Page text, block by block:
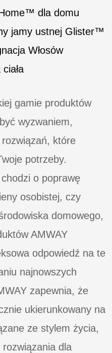
dla domu
jamy ustnej Glister™
Włosów
gamie produktów
wyzwaniem,
rozwiązań, które
potrzeby.
o poprawę
osobistej, czy
domowego,
AMWAY
odpowiedź na te
najnowszych
zapewnia, że
ukierunkowany na
ze stylem życia,
dla